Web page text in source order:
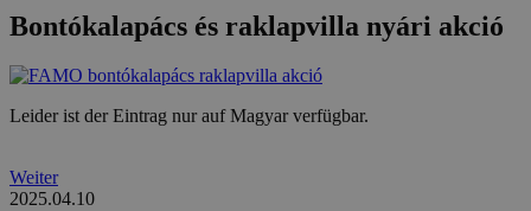
Bontókalapács és raklapvilla nyári akció
Leider ist der Eintrag nur auf Magyar verfügbar.
Weiter
2025.04.10